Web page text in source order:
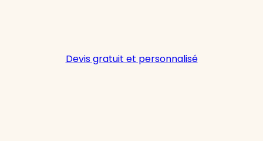
Devis gratuit et personnalisé